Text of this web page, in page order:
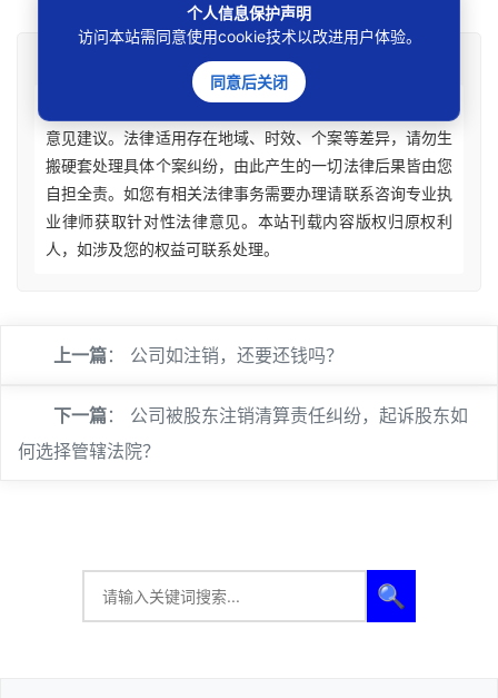
免责声明
意见建议。法律适用存在地域、时效、个案等差异，请勿生
搬硬套处理具体个案纠纷，由此产生的一切法律后果皆由您
自担全责。如您有相关法律事务需要办理请联系咨询专业执
业律师获取针对性法律意见。本站刊载内容版权归原权利
人，如涉及您的权益可联系处理。
上一篇： 公司如注销，还要还钱吗？
下一篇： 公司被股东注销清算责任纠纷，起诉股东如
何选择管辖法院？
🔍
个人信息保护声明
访问本站需同意使用cookie技术以改进用户体验。
同意后关闭